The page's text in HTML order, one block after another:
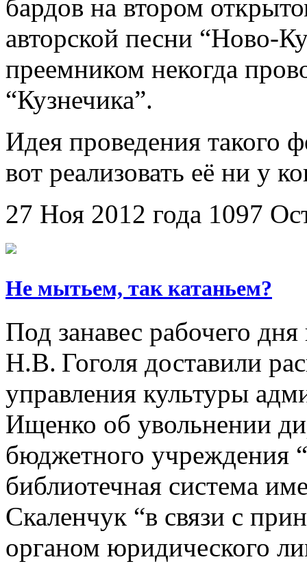
бардов на втором
авторской песни “Ново-
преемником некогда
“Кузнечика”.
Идея проведения такого
вот реализовать её ни у
27 Ноя 2012 года 1097
Не мытьем, так катаньем?
Под занавес рабочего
Н.В. Гоголя доставили
управления культуры
Ищенко об увольнении
бюджетного учреждения
библиотечная система
Скаленчук “в связи с
органом юридического